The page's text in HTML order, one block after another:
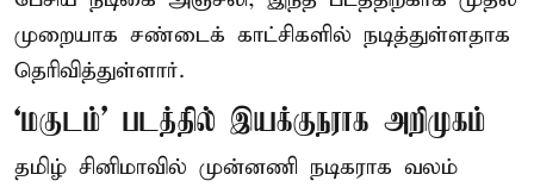
முறையாக சண்டைக் காட்சிகளில் நடித்துள்ளதாக
தெரிவித்துள்ளார்.
‘மகுடம்’ படத்தில் இயக்குநராக அறிமுகம்
தமிழ் சினிமாவில் முன்னணி நடிகராக வலம்